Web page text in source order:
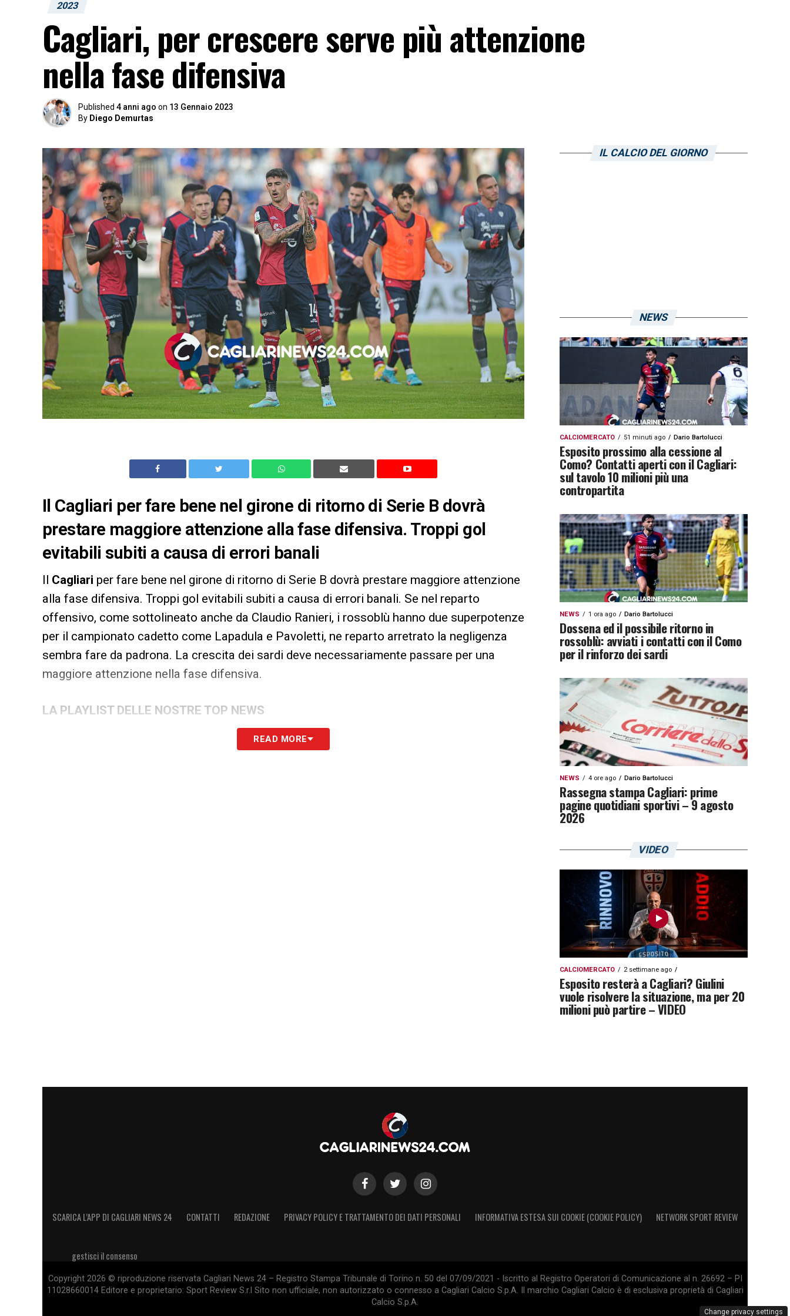
2023
Cagliari, per crescere serve più attenzione
nella fase difensiva
Published 4 anni ago on 13 Gennaio 2023
By Diego Demurtas
Il Cagliari per fare bene nel girone di ritorno di Serie B dovrà
prestare maggiore attenzione alla fase difensiva. Troppi gol
evitabili subiti a causa di errori banali
Il Cagliari per fare bene nel girone di ritorno di Serie B dovrà prestare maggiore attenzione
alla fase difensiva. Troppi gol evitabili subiti a causa di errori banali. Se nel reparto
offensivo, come sottolineato anche da Claudio Ranieri, i rossoblù hanno due superpotenze
per il campionato cadetto come Lapadula e Pavoletti, ne reparto arretrato la negligenza
sembra fare da padrona. La crescita dei sardi deve necessariamente passare per una
maggiore attenzione nella fase difensiva.
LA PLAYLIST DELLE NOSTRE TOP NEWS
READ MORE
IL CALCIO DEL GIORNO
NEWS
CALCIOMERCATO 51 minuti ago Dario Bartolucci
Esposito prossimo alla cessione al
Como? Contatti aperti con il Cagliari:
sul tavolo 10 milioni più una
contropartita
NEWS 1 ora ago Dario Bartolucci
Dossena ed il possibile ritorno in
rossoblù: avviati i contatti con il Como
per il rinforzo dei sardi
NEWS 4 ore ago Dario Bartolucci
Rassegna stampa Cagliari: prime
pagine quotidiani sportivi – 9 agosto
2026
VIDEO
CALCIOMERCATO 2 settimane ago
Esposito resterà a Cagliari? Giulini
vuole risolvere la situazione, ma per 20
milioni può partire – VIDEO
SCARICA L’APP DI CAGLIARI NEWS 24 CONTATTI REDAZIONE PRIVACY POLICY E TRATTAMENTO DEI DATI PERSONALI INFORMATIVA ESTESA SUI COOKIE (COOKIE POLICY) NETWORK SPORT REVIEW
gestisci il consenso
Copyright 2026 © riproduzione riservata Cagliari News 24 – Registro Stampa Tribunale di Torino n. 50 del 07/09/2021 - Iscritto al Registro Operatori di Comunicazione al n. 26692 – PI
11028660014 Editore e proprietario: Sport Review S.r.l Sito non ufficiale, non autorizzato o connesso a Cagliari Calcio S.p.A. Il marchio Cagliari Calcio è di esclusiva proprietà di Cagliari
Calcio S.p.A.
Change privacy settings